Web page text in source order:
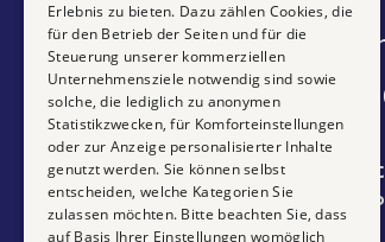
Mit Hypo Tirol
dem Laufenden
Abonnieren Sie unseren
Garantiert gut, direkt in Ihrem
Erlebnis zu bieten. Dazu zählen Cookies, die
für den Betrieb der Seiten und für die
Steuerung unserer kommerziellen
Unternehmensziele notwendig sind sowie
solche, die lediglich zu anonymen
Statistikzwecken, für Komforteinstellungen
oder zur Anzeige personalisierter Inhalte
genutzt werden. Sie können selbst
entscheiden, welche Kategorien Sie
zulassen möchten. Bitte beachten Sie, dass
auf Basis Ihrer Einstellungen womöglich